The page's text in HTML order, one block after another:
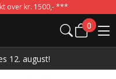
over kr. 1500,- ***
0
12. august!